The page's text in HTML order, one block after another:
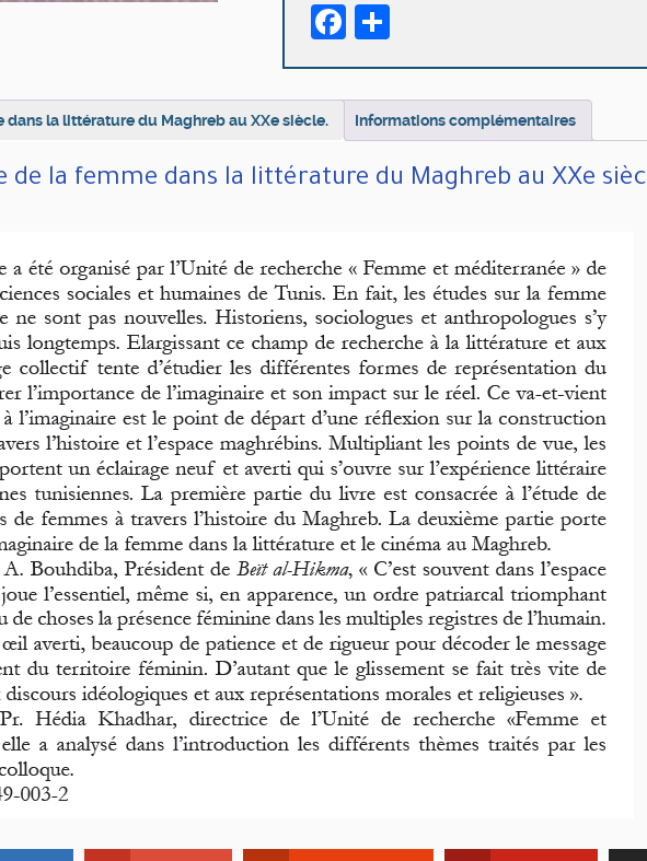
imaginaire
la
dans
littérature
XXe
siècle.
Facebook
dans la littérature du Maghreb au XXe siècle. Informations complémentaires
de la femme dans la littérature du Maghreb au XXe